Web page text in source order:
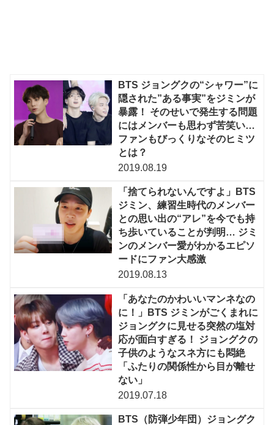
BTS ジョングクの“シャワー”に
隠された”ある事実”をジミンが
暴露！ そのせいで発生する問題
にはメンバーも思わず苦笑い…
ファンもびっくりなそのヒミツ
とは？
2019.08.19
「捨てられないんですよ」BTS
ジミン、練習生時代のメンバー
との思い出の“アレ”を今でも持
ち歩いていることが判明… ジミ
ンのメンバー愛がわかるエピソ
ードにファン大感激
2019.08.13
「あなたのかわいいマンネなの
に！」BTS ジミンがごくまれに
ジョングクに見せる突然の塩対
応が面白すぎる！ ジョングクの
子供のようなスネ方にも悶絶
「ふたりの関係性から目が離せ
ない」
2019.07.18
BTS（防弾少年団）ジョングク